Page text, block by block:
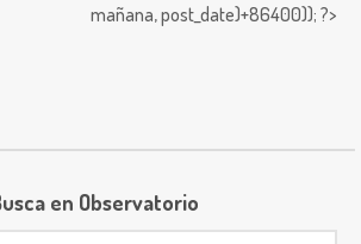
mañana,post_date)+86400)); ?>
en Observatorio